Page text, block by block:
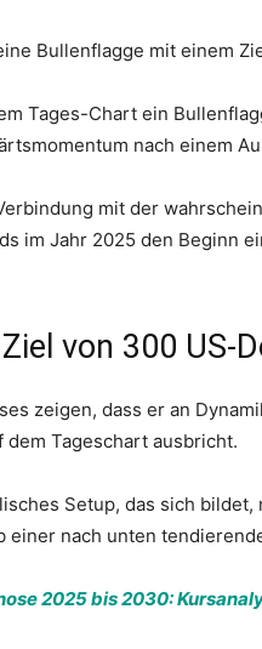
Bullenflagge mit einem
Tages-Chart ein
nach einem
mit der
im Jahr 2025 den Beginn
von 300 US-
zeigen, dass er an
Tageschart ausbricht.
Setup, das sich bildet,
einer nach unten
2025 bis 2030: